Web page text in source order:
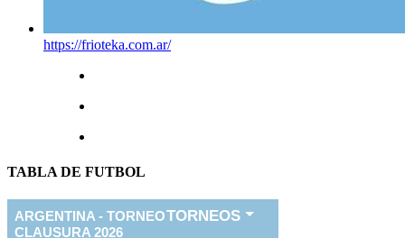
https://frioteka.com.ar/
TABLA DE FUTBOL